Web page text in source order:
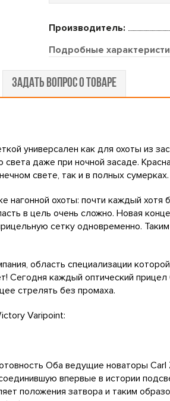
Производитель:
Подробные
ЗАДАТЬ ВОПРОС О ТОВАРЕ
универсален как для охоты из
даже при ночной засаде.
свете, так и в полных сумерках.
нагонной охоты: почти каждый хотя
в цель очень сложно. Новая
сетку одновременно.
область специализации
Сегодня каждый оптический прицел
стрелять без промаха.
Varipoint:
Оба ведущие новаторы Carl
впервые в истории
положения затвора и таким